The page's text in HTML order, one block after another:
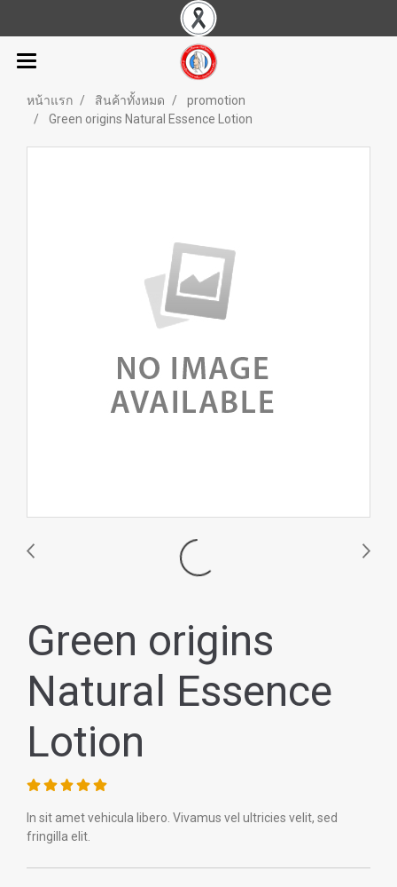
หน้าแรก สินค้าทั้งหมด
promotion
Green origins Natural Essence Lotion
Green origins
Natural Essence
Lotion
In sit amet vehicula libero. Vivamus vel ultricies velit, sed
fringilla elit.